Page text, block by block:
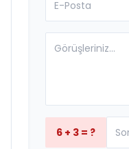
6 + 3 = ?